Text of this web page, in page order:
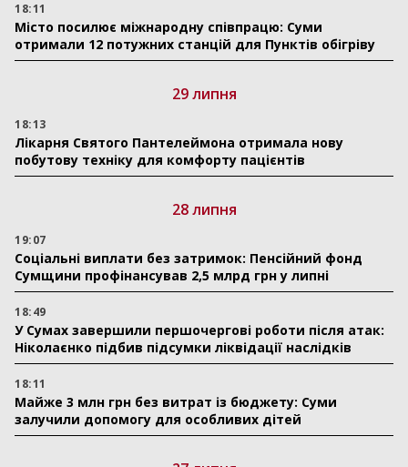
18:11
Місто посилює міжнародну співпрацю: Суми
отримали 12 потужних станцій для Пунктів обігріву
29 липня
18:13
Лікарня Святого Пантелеймона отримала нову
побутову техніку для комфорту пацієнтів
28 липня
19:07
Соціальні виплати без затримок: Пенсійний фонд
Сумщини профінансував 2,5 млрд грн у липні
18:49
У Сумах завершили першочергові роботи після атак:
Ніколаєнко підбив підсумки ліквідації наслідків
18:11
Майже 3 млн грн без витрат із бюджету: Суми
залучили допомогу для особливих дітей